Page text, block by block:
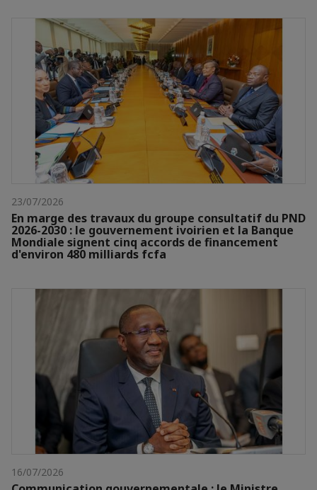
23/07/2026
En marge des travaux du groupe consultatif du PND
2026-2030 : le gouvernement ivoirien et la Banque
Mondiale signent cinq accords de financement
d'environ 480 milliards fcfa
16/07/2026